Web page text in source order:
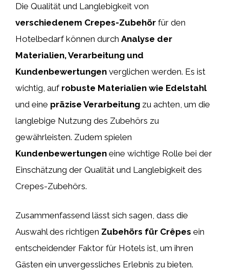
Die Qualität und Langlebigkeit von
verschiedenem Crepes-Zubehör für den
Hotelbedarf können durch Analyse der
Materialien, Verarbeitung und
Kundenbewertungen verglichen werden. Es ist
wichtig, auf robuste Materialien wie Edelstahl
und eine präzise Verarbeitung zu achten, um die
langlebige Nutzung des Zubehörs zu
gewährleisten. Zudem spielen
Kundenbewertungen eine wichtige Rolle bei der
Einschätzung der Qualität und Langlebigkeit des
Crepes-Zubehörs.
Zusammenfassend lässt sich sagen, dass die
Auswahl des richtigen Zubehörs für Crêpes ein
entscheidender Faktor für Hotels ist, um ihren
Gästen ein unvergessliches Erlebnis zu bieten.